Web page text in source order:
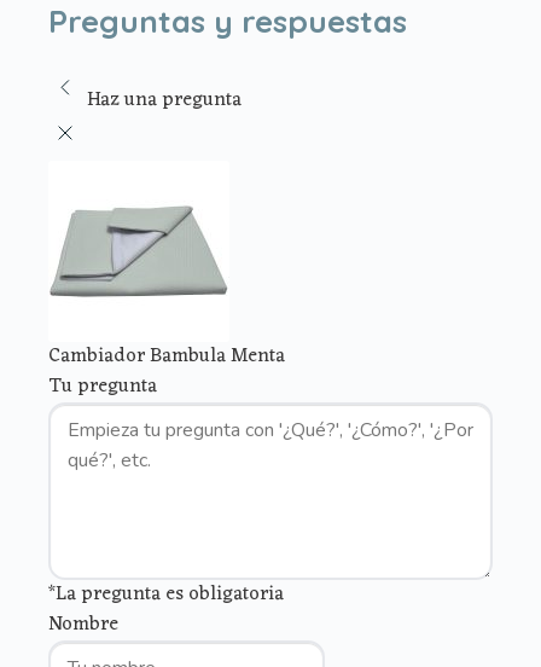
Preguntas y respuestas
Haz una pregunta
Cambiador Bambula Menta
Tu pregunta
*La pregunta es obligatoria
Nombre